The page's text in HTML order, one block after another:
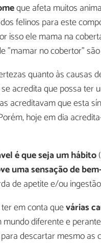
que afeta muitos
felinos para este
isso ele mama na
"mamar no cobertor"
quanto às causas
acredita que possa ter
acreditavam que esta
hoje em dia
é que seja um hábito
uma sensação de
de apetite e/ou
em conta quevárias
mundo diferente e
descartar mesmo as